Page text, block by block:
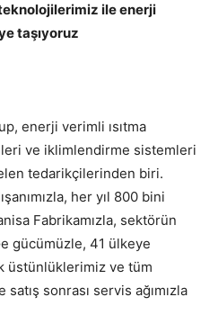
ile enerji
taşıyoruz
enerji verimli ısıtma
ve iklimlendirme sistemleri
tedarikçilerinden biri.
her yıl 800 bini
Fabrikamızla, sektörün
gücümüzle, 41 ülkeye
üstünlüklerimiz ve tüm
sonrası servis ağımızla